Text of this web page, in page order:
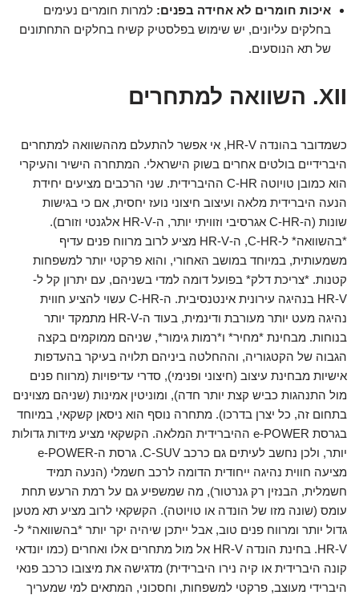
איכות חומרים לא אחידה בפנים: למרות חומרים נעימים
בחלקים עליונים, יש שימוש בפלסטיק קשיח בחלקים התחתונים
של תא הנוסעים.
XII. השוואה למתחרים
כשמדובר בהונדה HR-V, אי אפשר להתעלם מההשוואה למתחרים
היברידיים בולטים אחרים בשוק הישראלי. המתחרה הישיר והעיקרי
הוא כמובן טויוטה C-HR ההיברידית. שני הרכבים מציעים יחידת
הנעה היברידית מלאה ועיצוב חיצוני נועז יחסית, אם כי בגישות
שונות (ה-C-HR אגרסיבי וזוויתי יותר, ה-HR-V אלגנטי וזורם).
*בהשוואה* ל-C-HR, ה-HR-V מציע לרוב מרווח פנים עדיף
משמעותית, במיוחד במושב האחורי, והוא פרקטי יותר למשפחות
קטנות. *צריכת דלק* בפועל דומה למדי בשניהם, עם יתרון קל ל-
HR-V בנהיגה עירונית אינטנסיבית. ה-C-HR עשוי להציע חווית
נהיגה מעט יותר מעורבת ודינמית, בעוד ה-HR-V מתמקד יותר
בנוחות. מבחינת *מחיר* ו*רמות גימור*, שניהם ממוקמים בקצה
הגבוה של הקטגוריה, וההחלטה ביניהם תלויה בעיקר בהעדפות
אישיות מבחינת עיצוב (חיצוני ופנימי), סדרי עדיפויות (מרווח פנים
מול התנהגות כביש קצת יותר חדה), ומוניטין אמינות (שניהם מצוינים
בתחום זה, כל יצרן בדרכו). מתחרה נוסף הוא ניסאן קשקאי, במיוחד
בגרסת e-POWER ההיברידית המלאה. הקשקאי מציע מידות גדולות
יותר, ולכן נחשב לעיתים גם כרכב C-SUV. גרסת ה-e-POWER
מציעה חווית נהיגה ייחודית הדומה לרכב חשמלי (הנעה תמיד
חשמלית, הבנזין רק גנרטור), מה שמשפיע גם על רמת הרעש תחת
עומס (שונה מזו של הונדה או טויוטה). הקשקאי לרוב מציע תא מטען
גדול יותר ומרווח פנים טוב, אבל ייתכן שיהיה יקר יותר *בהשוואה* ל-
HR-V. בחינת הונדה HR-V אל מול מתחרים אלו ואחרים (כמו יונדאי
קונה היברידית או קיה נירו היברידית) מדגישה את מיצובו כרכב פנאי
היברידי מעוצב, פרקטי למשפחות, וחסכוני, המתאים למי שמעריך